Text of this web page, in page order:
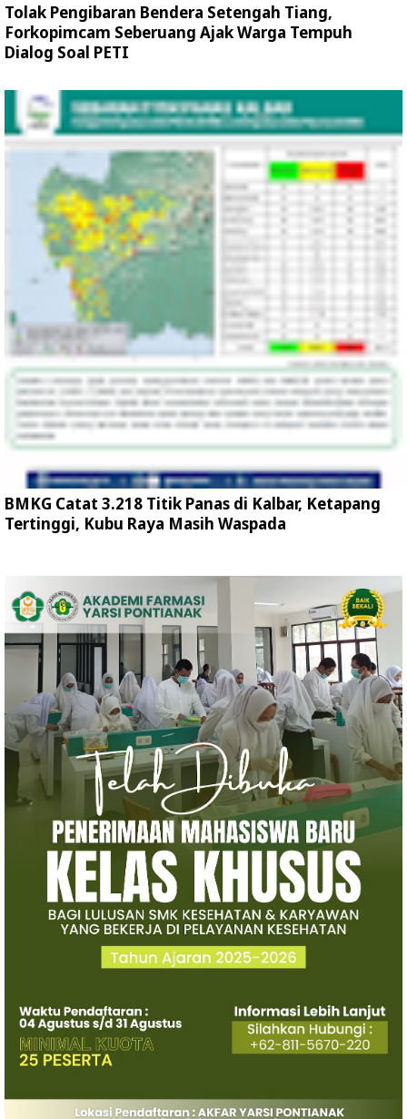
Tolak Pengibaran Bendera Setengah Tiang,
Forkopimcam Seberuang Ajak Warga Tempuh
Dialog Soal PETI
BMKG Catat 3.218 Titik Panas di Kalbar, Ketapang
Tertinggi, Kubu Raya Masih Waspada